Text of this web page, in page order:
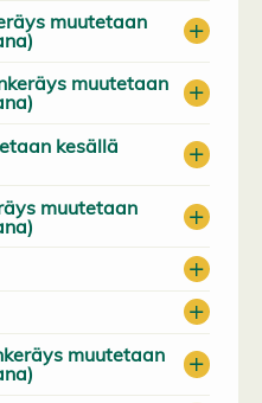
muutetaan
muutetaan
kesällä
muutetaan
muutetaan